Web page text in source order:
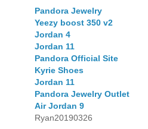
Pandora Jewelry
Yeezy boost 350 v2
Jordan 4
Jordan 11
Pandora Official Site
Kyrie Shoes
Jordan 11
Pandora Jewelry Outlet
Air Jordan 9
Ryan20190326